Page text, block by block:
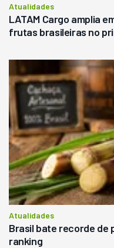
Atualidades
LATAM Cargo amplia
frutas brasileiras no
Atualidades
Brasil bate recorde de
ranking